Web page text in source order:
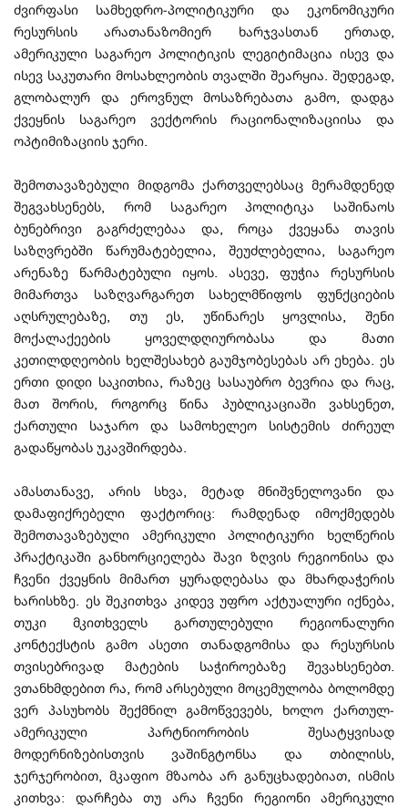
ძვირფასი სამხედრო-პოლიტიკური და ეკონომიკური
რესურსის არათანაზომიერ ხარჯვასთან ერთად,
ამერიკული საგარეო პოლიტიკის ლეგიტიმაცია ისევ და
ისევ საკუთარი მოსახლეობის თვალში შეარყია. შედეგად,
გლობალურ და ეროვნულ მოსაზრებათა გამო, დადგა
ქვეყნის საგარეო ვექტორის რაციონალიზაციისა და
ოპტიმიზაციის ჯერი.
შემოთავაზებული მიდგომა ქართველებსაც მერამდენედ
შეგვახსენებს, რომ საგარეო პოლიტიკა საშინაოს
ბუნებრივი გაგრძელებაა და, როცა ქვეყანა თავის
საზღვრებში წარუმატებელია, შეუძლებელია, საგარეო
არენაზე წარმატებული იყოს. ასევე, ფუჭია რესურსის
მიმართვა საზღვარგარეთ სახელმწიფოს ფუნქციების
აღსრულებაზე, თუ ეს, უწინარეს ყოვლისა, შენი
მოქალაქეების ყოველდღიურობასა და მათი
კეთილდღეობის ხელშესახებ გაუმჯობესებას არ ეხება. ეს
ერთი დიდი საკითხია, რაზეც სასაუბრო ბევრია და რაც,
მათ შორის, როგორც წინა პუბლიკაციაში ვახსენეთ,
ქართული საჯარო და სამოხელეო სისტემის ძირეულ
გადაწყობას უკავშირდება.
ამასთანავე, არის სხვა, მეტად მნიშვნელოვანი და
დამაფიქრებელი ფაქტორიც: რამდენად იმოქმედებს
შემოთავაზებული ამერიკული პოლიტიკური ხელწერის
პრაქტიკაში განხორციელება შავი ზღვის რეგიონისა და
ჩვენი ქვეყნის მიმართ ყურადღებასა და მხარდაჭერის
ხარისხზე. ეს შეკითხვა კიდევ უფრო აქტუალური იქნება,
თუკი მკითხველს გართულებული რეგიონალური
კონტექსტის გამო ასეთი თანადგომისა და რესურსის
თვისებრივად მატების საჭიროებაზე შევახსენებთ.
ვთანხმდებით რა, რომ არსებული მოცემულობა ბოლომდე
ვერ პასუხობს შექმნილ გამოწვევებს, ხოლო ქართულ-
ამერიკული პარტნიორობის შესატყვისად
მოდერნიზებისთვის ვაშინგტონსა და თბილისს,
ჯერჯერობით, მკაფიო მზაობა არ განუცხადებიათ, ისმის
კითხვა: დარჩება თუ არა ჩვენი რეგიონი ამერიკული